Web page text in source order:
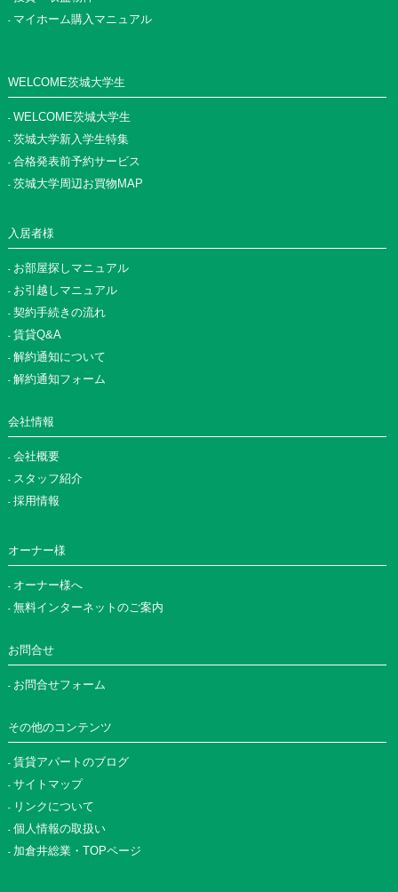
マイホーム購入マニュアル
WELCOME茨城大学生
WELCOME茨城大学生
茨城大学新入学生特集
合格発表前予約サービス
茨城大学周辺お買物MAP
入居者様
お部屋探しマニュアル
お引越しマニュアル
契約手続きの流れ
賃貸Q&A
解約通知について
解約通知フォーム
会社情報
会社概要
スタッフ紹介
採用情報
オーナー様
オーナー様へ
無料インターネットのご案内
お問合せ
お問合せフォーム
その他のコンテンツ
賃貸アパートのブログ
サイトマップ
リンクについて
個人情報の取扱い
加倉井総業・TOPページ